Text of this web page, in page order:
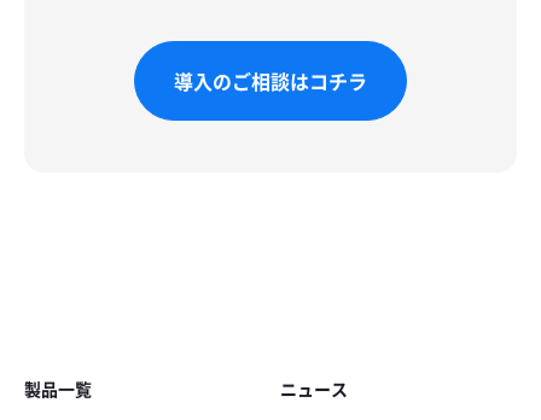
導入のご相談はコチラ
導入のご相談はコチラ
製品一覧 ニュース